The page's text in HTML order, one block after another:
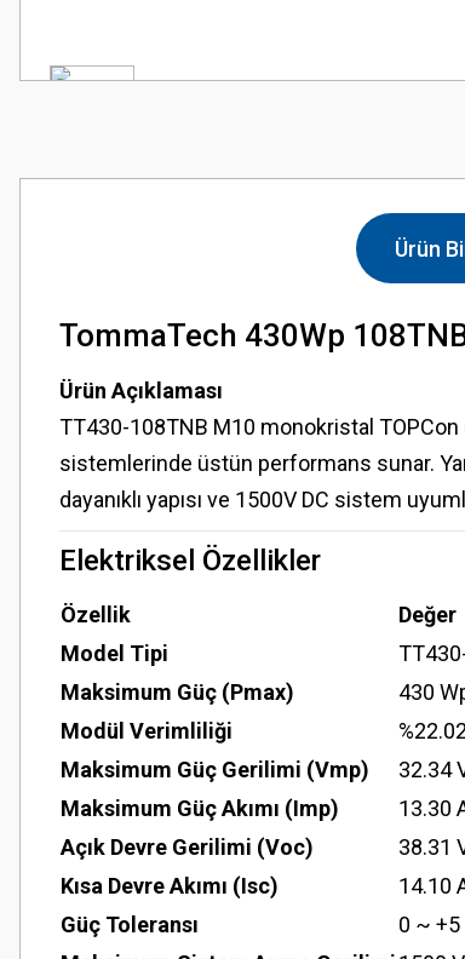
Ürün
TommaTech 430Wp
Ürün Açıklaması
TT430-108TNB M10 monokristal
sistemlerinde üstün performans sunar.
dayanıklı yapısı ve 1500V DC sistem
Elektriksel Özellikler
Özellik
Değer
Model Tipi
Maksimum Güç (Pmax)
430
Modül Verimliliği
%22.02
Maksimum Güç Gerilimi (Vmp)
32.34
Maksimum Güç Akımı (Imp)
13.30
Açık Devre Gerilimi (Voc)
38.31
Kısa Devre Akımı (Isc)
14.10
Güç Toleransı
0 ~ +5